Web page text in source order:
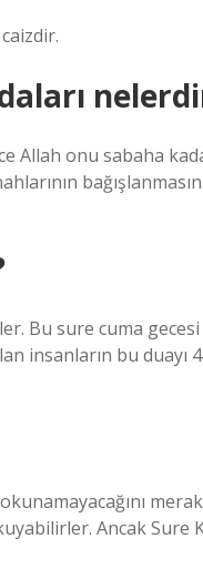
Allah onu sabaha
Bu sure cuma
insanların bu duayı
Ancak Sure